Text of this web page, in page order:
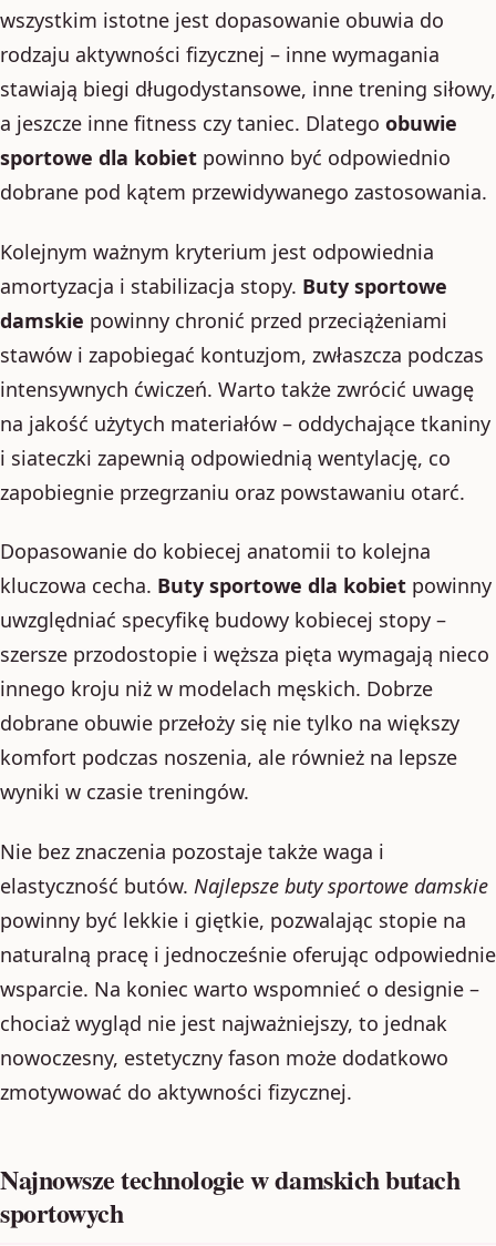
wszystkim istotne jest dopasowanie obuwia do
rodzaju aktywności fizycznej – inne wymagania
stawiają biegi długodystansowe, inne trening siłowy,
a jeszcze inne fitness czy taniec. Dlatego obuwie
sportowe dla kobiet powinno być odpowiednio
dobrane pod kątem przewidywanego zastosowania.
Kolejnym ważnym kryterium jest odpowiednia
amortyzacja i stabilizacja stopy. Buty sportowe
damskie powinny chronić przed przeciążeniami
stawów i zapobiegać kontuzjom, zwłaszcza podczas
intensywnych ćwiczeń. Warto także zwrócić uwagę
na jakość użytych materiałów – oddychające tkaniny
i siateczki zapewnią odpowiednią wentylację, co
zapobiegnie przegrzaniu oraz powstawaniu otarć.
Dopasowanie do kobiecej anatomii to kolejna
kluczowa cecha. Buty sportowe dla kobiet powinny
uwzględniać specyfikę budowy kobiecej stopy –
szersze przodostopie i węższa pięta wymagają nieco
innego kroju niż w modelach męskich. Dobrze
dobrane obuwie przełoży się nie tylko na większy
komfort podczas noszenia, ale również na lepsze
wyniki w czasie treningów.
Nie bez znaczenia pozostaje także waga i
elastyczność butów. Najlepsze buty sportowe damskie
powinny być lekkie i giętkie, pozwalając stopie na
naturalną pracę i jednocześnie oferując odpowiednie
wsparcie. Na koniec warto wspomnieć o designie –
chociaż wygląd nie jest najważniejszy, to jednak
nowoczesny, estetyczny fason może dodatkowo
zmotywować do aktywności fizycznej.
Najnowsze technologie w damskich butach
sportowych